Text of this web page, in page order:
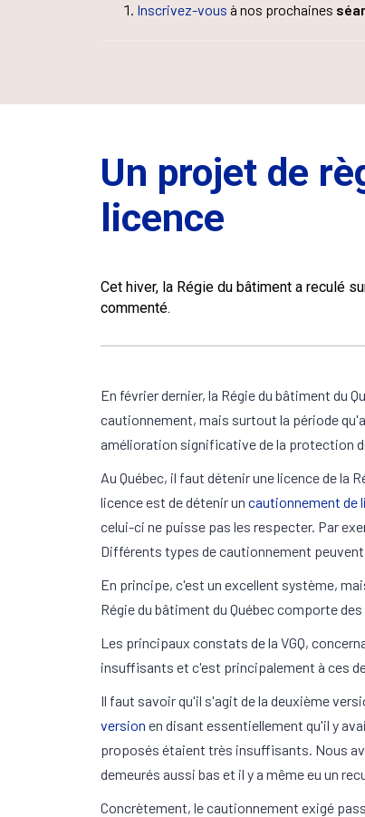
Inscrivez-vous à nos prochaines
Un projet de
licence
Cet hiver, la Régie du bâtiment a reculé
commenté.
En février dernier, la Régie du bâtiment du
cautionnement, mais surtout la période
amélioration significative de la protection
Au Québec, il faut détenir une licence de la
licence est de détenir un cautionnement de
celui-ci ne puisse pas les respecter. Par
Différents types de cautionnement
En principe, c'est un excellent système,
Régie du bâtiment du Québec comporte
Les principaux constats de la VGQ,
insuffisants et c'est principalement à ces
Il faut savoir qu'il s'agit de la deuxième
version en disant essentiellement qu'il y
proposés étaient très insuffisants. Nous
demeurés aussi bas et il y a même eu un
Concrètement, le cautionnement exigé